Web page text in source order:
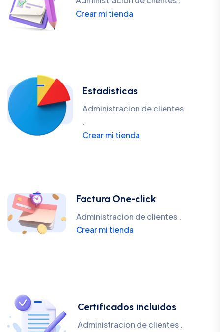
Crear mi tienda
Estadisticas
Administracion de clientes
.
Crear mi tienda
Factura One-click
Administracion de clientes .
Crear mi tienda
Certificados incluidos
Administracion de clientes .